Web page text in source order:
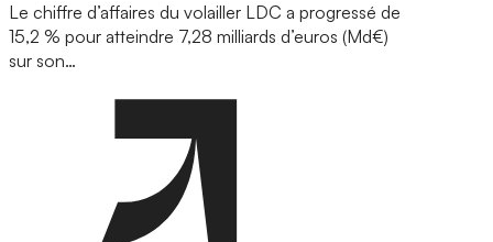
Le chiffre d’affaires du volailler LDC a progressé de
15,2 % pour atteindre 7,28 milliards d’euros (Md€)
sur son…